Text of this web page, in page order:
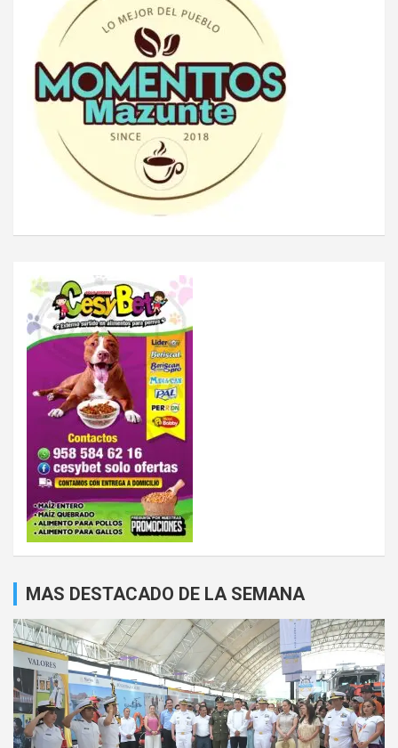
MAS DESTACADO DE LA SEMANA